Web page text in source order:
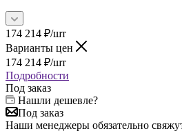
174 214 ₽/шт
Варианты цен
174 214 ₽/шт
Подробности
Под заказ
Нашли дешевле?
Под заказ
Наши менеджеры обязательно